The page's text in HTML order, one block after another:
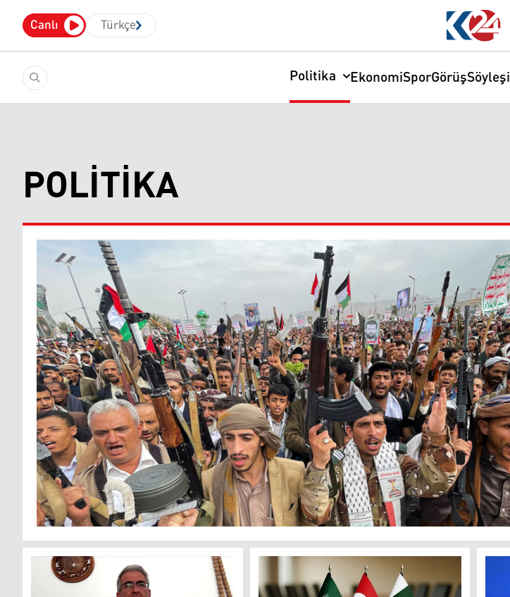
Canlı Türkçe
Politika EkonomiSporGörüşSöyleşi
POLITIKA